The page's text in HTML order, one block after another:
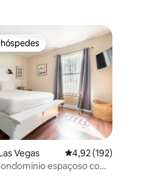
Vegas 4,92 de uma avaliação
4,92 (192)
espaçoso com